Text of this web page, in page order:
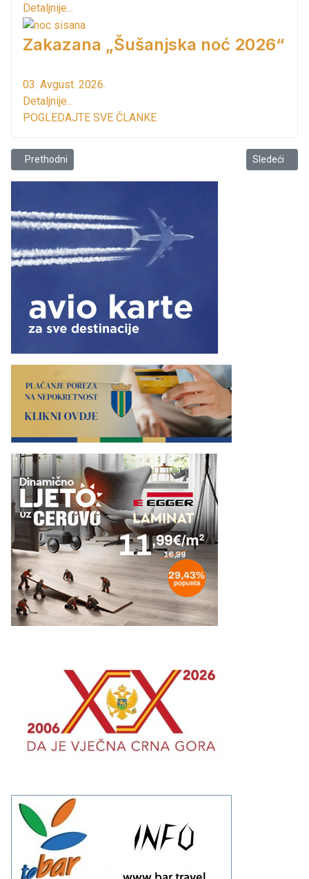
Detaljnije...
Zakazana „Šušanjska noć 2026“
03. Avgust. 2026.
Detaljnije...
POGLEDAJTE SVE ČLANKE
Prethodni članak: Foto crtica: Cvijeće
Prethodni Sledeći
Sledeći